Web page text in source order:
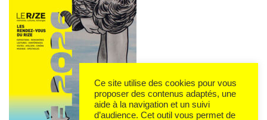
Ce site utilise des cookies pour vous
proposer des contenus adaptés, une
aide à la navigation et un suivi
d’audience. Cet outil vous permet de